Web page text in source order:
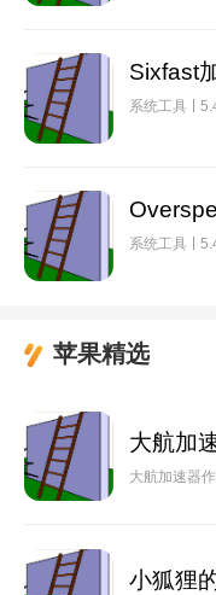
Sixfast
系统工具
系统工具
苹果精选
大航加
大航加速器
小狐狸